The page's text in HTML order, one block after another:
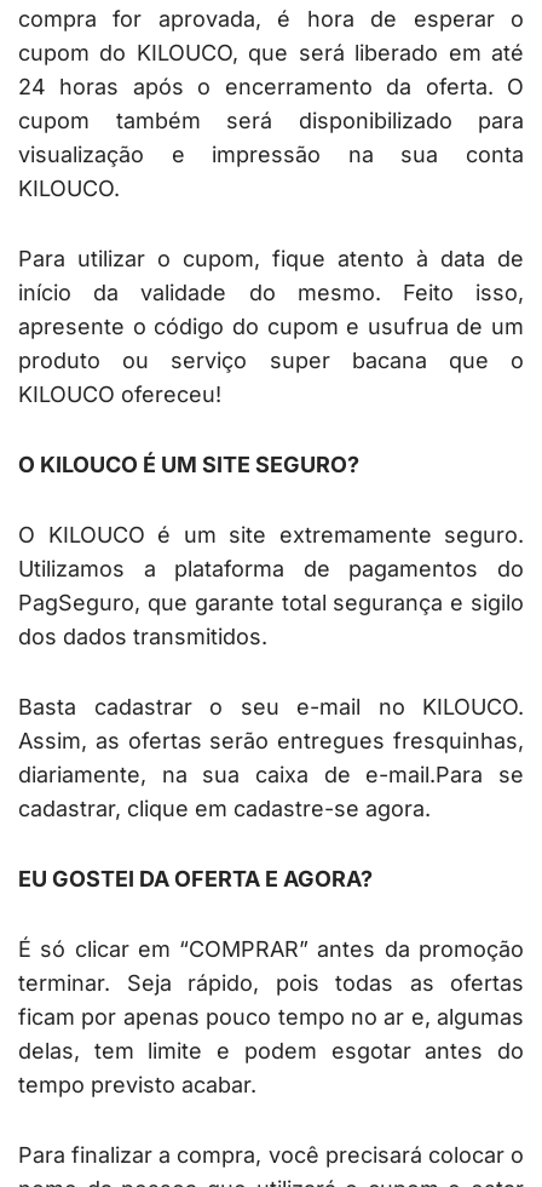
compra for aprovada, é hora de esperar o
cupom do KILOUCO, que será liberado em até
24 horas após o encerramento da oferta. O
cupom também será disponibilizado para
visualização e impressão na sua conta
KILOUCO.
Para utilizar o cupom, fique atento à data de
início da validade do mesmo. Feito isso,
apresente o código do cupom e usufrua de um
produto ou serviço super bacana que o
KILOUCO ofereceu!
O KILOUCO É UM SITE SEGURO?
O KILOUCO é um site extremamente seguro.
Utilizamos a plataforma de pagamentos do
PagSeguro, que garante total segurança e sigilo
dos dados transmitidos.
Basta cadastrar o seu e-mail no KILOUCO.
Assim, as ofertas serão entregues fresquinhas,
diariamente, na sua caixa de e-mail.Para se
cadastrar, clique em cadastre-se agora.
EU GOSTEI DA OFERTA E AGORA?
É só clicar em “COMPRAR” antes da promoção
terminar. Seja rápido, pois todas as ofertas
ficam por apenas pouco tempo no ar e, algumas
delas, tem limite e podem esgotar antes do
tempo previsto acabar.
Para finalizar a compra, você precisará colocar o